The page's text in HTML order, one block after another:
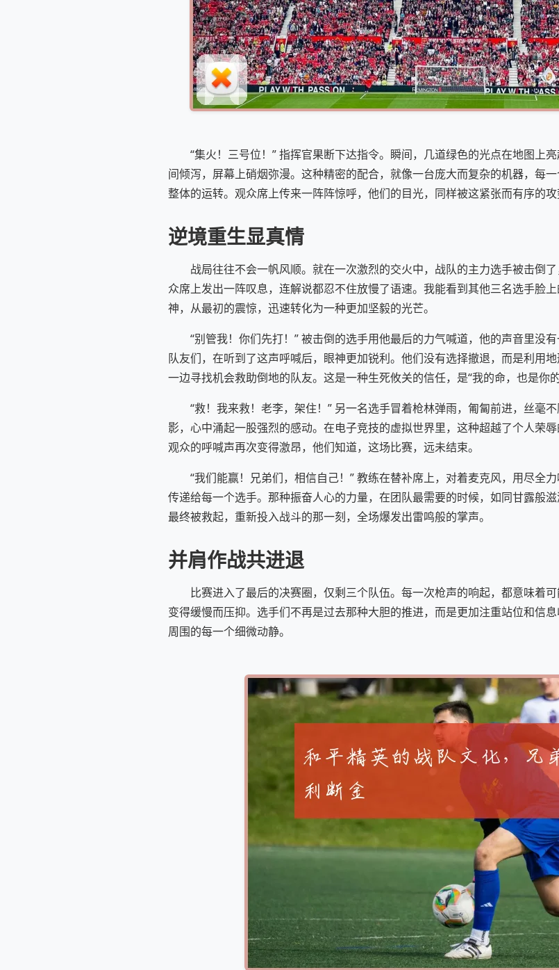
“集火！三号位！” 指挥官果断下达指令。瞬间，几道绿色的光点在地图上
间倾泻，屏幕上硝烟弥漫。这种精密的配合，就像一台庞大而复杂的机器，每
整体的运转。观众席上传来一阵阵惊呼，他们的目光，同样被这紧张而有序的攻
逆境重生显真情
战局往往不会一帆风顺。就在一次激烈的交火中，战队的主力选手被击倒
众席上发出一阵叹息，连解说都忍不住放慢了语速。我能看到其他三名选手脸
神，从最初的震惊，迅速转化为一种更加坚毅的光芒。
“别管我！你们先打！” 被击倒的选手用他最后的力气喊道，他的声音里没
队友们，在听到了这声呼喊后，眼神更加锐利。他们没有选择撤退，而是利用
一边寻找机会救助倒地的队友。这是一种生死攸关的信任，是“我的命，也是你的
“救！我来救！老李，架住！” 另一名选手冒着枪林弹雨，匍匐前进，丝毫
影，心中涌起一股强烈的感动。在电子竞技的虚拟世界里，这种超越了个人荣
观众的呼喊声再次变得激昂，他们知道，这场比赛，远未结束。
“我们能赢！兄弟们，相信自己！” 教练在替补席上，对着麦克风，用尽全
传递给每一个选手。那种振奋人心的力量，在团队最需要的时候，如同甘露般
最终被救起，重新投入战斗的那一刻，全场爆发出雷鸣般的掌声。
并肩作战共进退
比赛进入了最后的决赛圈，仅剩三个队伍。每一次枪声的响起，都意味着
变得缓慢而压抑。选手们不再是过去那种大胆的推进，而是更加注重站位和信
周围的每一个细微动静。